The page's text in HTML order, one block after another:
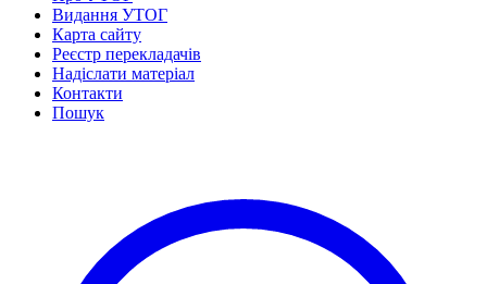
Видання УТОГ
Карта сайту
Реєстр перекладачів
Надіслати матеріал
Контакти
Пошук